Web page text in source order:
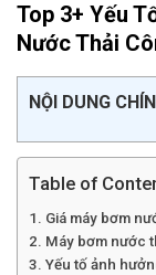
Top 3+ Yếu
Nước Thải
NỘI DUNG
Table of
Giá máy bơm
Máy bơm nước
Yếu tố ảnh